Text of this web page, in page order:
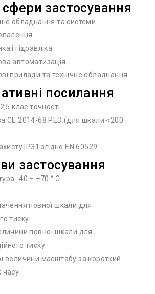
сфери застосування
обладнання та системи
і гідравліка
автоматизація
прилади та технічне обладнання
посилання
клас точності
CE 2014-68 PED (для шкали <200
IP31 згідно EN 60529
застосування
-40 ÷ +70 ° С
повної шкали для
тиску
повної шкали для
тиску
величини масштабу за короткий
часу